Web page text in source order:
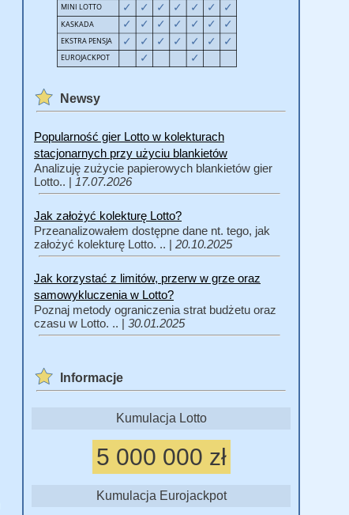
Newsy
Popularność gier Lotto w kolekturach
stacjonarnych przy użyciu blankietów
Analizuję zużycie papierowych blankietów gier
Lotto.. | 17.07.2026
Jak założyć kolekturę Lotto?
Przeanalizowałem dostępne dane nt. tego, jak
założyć kolekturę Lotto. .. | 20.10.2025
Jak korzystać z limitów, przerw w grze oraz
samowykluczenia w Lotto?
Poznaj metody ograniczenia strat budżetu oraz
czasu w Lotto. .. | 30.01.2025
Informacje
Kumulacja Lotto
5 000 000 zł
Kumulacja Eurojackpot